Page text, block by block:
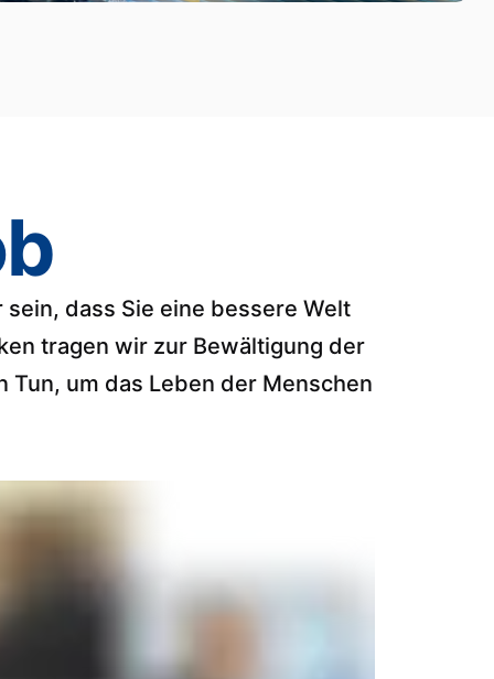
dass Sie eine bessere Welt
tragen wir zur Bewältigung der
um das Leben der Menschen